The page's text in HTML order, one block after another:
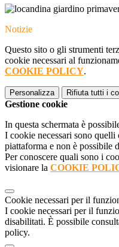
Notizie
Questo sito o gli strumenti
cookie necessari al
COOKIE POLICY.
Personalizza Rifiuta tutti i
Gestione cookie
In questa schermata è
I cookie necessari sono
piattaforma e non è possibile
Per conoscere quali sono i
visionare la COOKIE
Cookie necessari per il
I cookie necessari per il
disabilitati. È possibile
policy.